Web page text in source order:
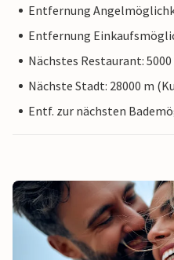
Entfernung
Entfernung
Nächstes Restaurant: 5000
Nächste Stadt: 28000 m
Entf. zur nächsten